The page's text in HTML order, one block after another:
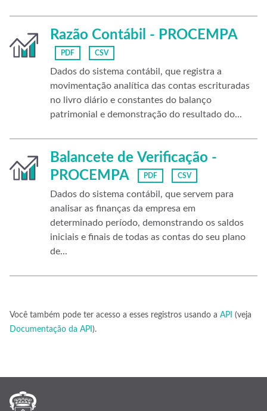
Razão Contábil - PROCEMPA
PDF CSV
Dados do sistema contábil, que registra a
movimentação analítica das contas escrituradas
no livro diário e constantes do balanço
patrimonial e demonstração do resultado do...
Balancete de Verificação -
PROCEMPA
PDF CSV
Dados do sistema contábil, que servem para
analisar as finanças da empresa em
determinado período, demonstrando os saldos
iniciais e finais de todas as contas do seu plano
de...
Você também pode ter acesso a esses registros usando a API (veja
Documentação da API ).